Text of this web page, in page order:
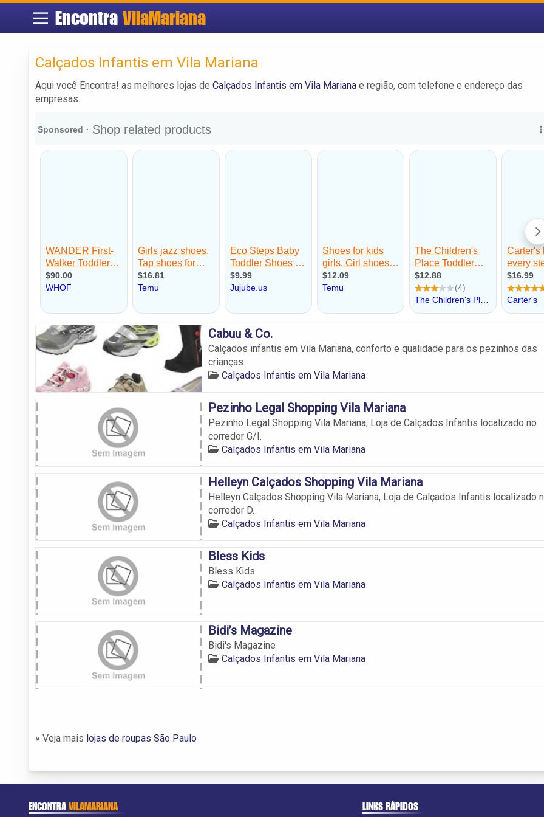
Encontra VilaMariana
Calçados Infantis em Vila Mariana
Aqui você Encontra! as melhores lojas de Calçados Infantis em Vila Mariana e região, com telefone e endereço das
empresas.
Cabuu & Co.
Calçados infantis em Vila Mariana, conforto e qualidade para os pezinhos das
crianças.
Calçados Infantis em Vila Mariana
Pezinho Legal Shopping Vila Mariana
Pezinho Legal Shopping Vila Mariana, Loja de Calçados Infantis localizado no
corredor G/I.
Calçados Infantis em Vila Mariana
Helleyn Calçados Shopping Vila Mariana
Helleyn Calçados Shopping Vila Mariana, Loja de Calçados Infantis localizado
corredor D.
Calçados Infantis em Vila Mariana
Bless Kids
Bless Kids
Calçados Infantis em Vila Mariana
Bidi’s Magazine
Bidi's Magazine
Calçados Infantis em Vila Mariana
» Veja mais lojas de roupas São Paulo
ENCONTRAVILAMARIANA LINKS RÁPIDOS